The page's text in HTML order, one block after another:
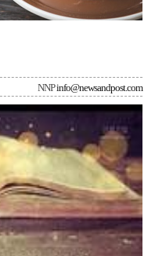
NNPinfo@newsandpost.com